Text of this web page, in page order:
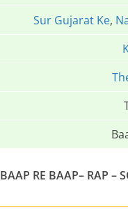
Sur Gujarat Ke,
BAAP RE BAAP– RAP –